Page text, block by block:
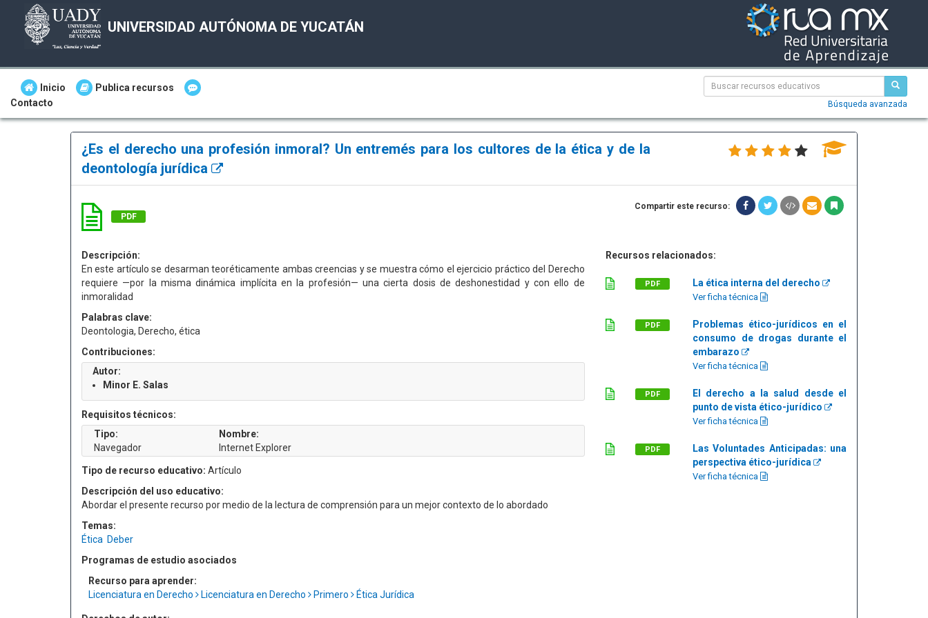
UNIVERSIDAD AUTÓNOMA DE YUCATÁN
Inicio
Publica recursos
Contacto
Búsqueda avanzada
¿Es el derecho una profesión inmoral? Un entremés para los cultores de la ética y de la
deontología jurídica
PDF
Compartir este recurso:
Descripción:
En este artículo se desarman teoréticamente ambas creencias y se muestra cómo el ejercicio práctico del Derecho
requiere —por la misma dinámica implícita en la profesión— una cierta dosis de deshonestidad y con ello de
inmoralidad
Palabras clave:
Deontologia, Derecho, ética
Contribuciones:
Autor:
Minor E. Salas
Requisitos técnicos:
Tipo:
Navegador
Nombre:
Internet Explorer
Tipo de recurso educativo: Artículo
Descripción del uso educativo:
Abordar el presente recurso por medio de la lectura de comprensión para un mejor contexto de lo abordado
Temas:
Ética Deber
Programas de estudio asociados
Recurso para aprender:
Licenciatura en Derecho
Licenciatura en Derecho Primero Ética Jurídica
Recursos relacionados:
PDF La ética interna del derecho
Ver ficha técnica
PDF
Problemas ético-jurídicos en el
consumo de drogas durante el
embarazo
Ver ficha técnica
PDF
El derecho a la salud desde el
punto de vista ético-jurídico
Ver ficha técnica
PDF
Las Voluntades Anticipadas: una
perspectiva ético-jurídica
Ver ficha técnica